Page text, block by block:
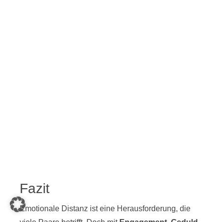
Fazit
Emotionale Distanz ist eine Herausforderung, die